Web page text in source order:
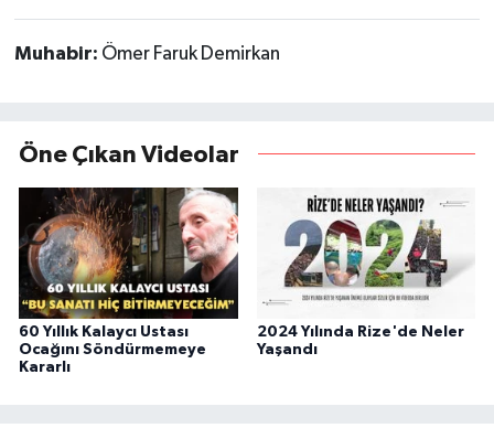
Muhabir: Ömer Faruk Demirkan
Öne Çıkan Videolar
60 Yıllık Kalaycı Ustası
Ocağını Söndürmemeye
Kararlı
2024 Yılında Rize'de Neler
Yaşandı